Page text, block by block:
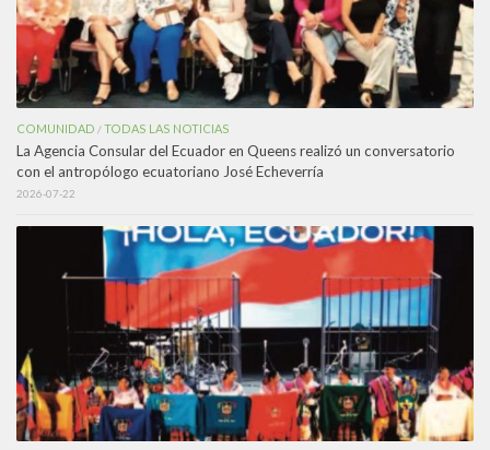
COMUNIDAD /TODAS LAS NOTICIAS
La Agencia Consular del Ecuador en Queens realizó un conversatorio
con el antropólogo ecuatoriano José Echeverría
2026-07-22